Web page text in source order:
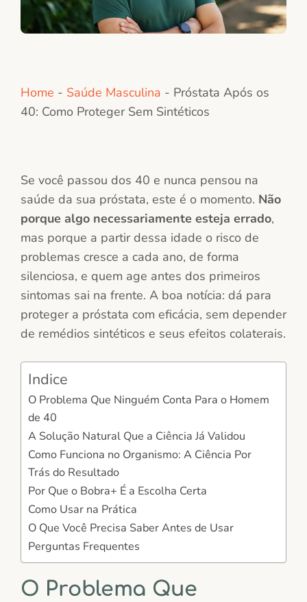
Home - Saúde Masculina - Próstata Após os
40: Como Proteger Sem Sintéticos
Se você passou dos 40 e nunca pensou na
saúde da sua próstata, este é o momento. Não
porque algo necessariamente esteja errado,
mas porque a partir dessa idade o risco de
problemas cresce a cada ano, de forma
silenciosa, e quem age antes dos primeiros
sintomas sai na frente. A boa notícia: dá para
proteger a próstata com eficácia, sem depender
de remédios sintéticos e seus efeitos colaterais.
Indice
O Problema Que Ninguém Conta Para o Homem
de 40
A Solução Natural Que a Ciência Já Validou
Como Funciona no Organismo: A Ciência Por
Trás do Resultado
Por Que o Bobra+ É a Escolha Certa
Como Usar na Prática
O Que Você Precisa Saber Antes de Usar
Perguntas Frequentes
O Problema Que